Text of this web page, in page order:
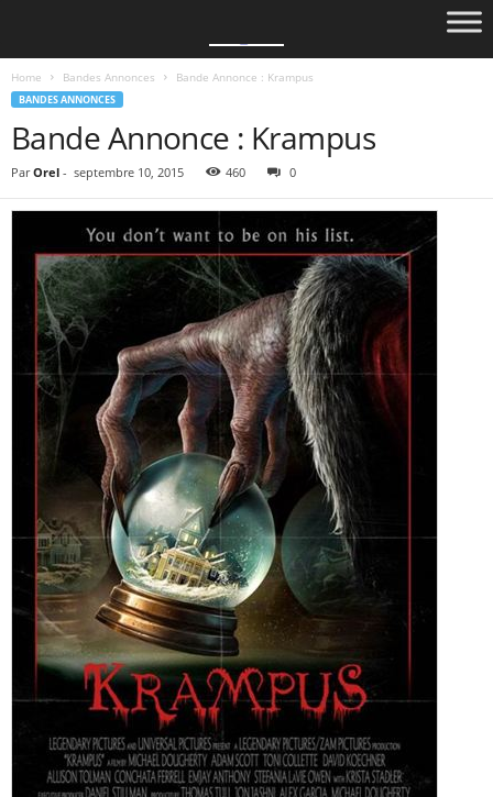
Home Bandes Annonces Bande Annonce : Krampus
BANDES ANNONCES
Bande Annonce : Krampus
Par Orel - septembre 10, 2015 460 0